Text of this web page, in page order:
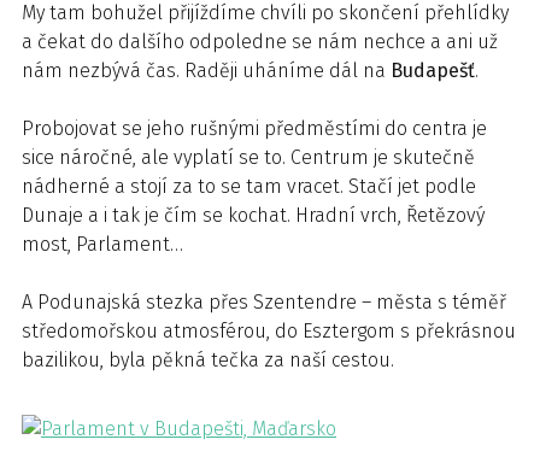
My tam bohužel přijíždíme chvíli po skončení přehlídky
a čekat do dalšího odpoledne se nám nechce a ani už
nám nezbývá čas. Raději uháníme dál na Budapešť.
Probojovat se jeho rušnými předměstími do centra je
sice náročné, ale vyplatí se to. Centrum je skutečně
nádherné a stojí za to se tam vracet. Stačí jet podle
Dunaje a i tak je čím se kochat. Hradní vrch, Řetězový
most, Parlament…
A Podunajská stezka přes Szentendre – města s téměř
středomořskou atmosférou, do Esztergom s překrásnou
bazilikou, byla pěkná tečka za naší cestou.